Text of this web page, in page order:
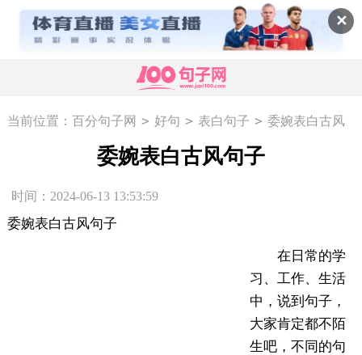
✕
当前位置： 百分句子网 > 好句 > 表白句子 > 委婉表白古风
委婉表白古风句子
时间：2024-06-13 13:53:59
委婉表白古风句子
在日常的学
习、工作、生活
中，说到句子，
大家肯定都不陌
生吧，不同的句